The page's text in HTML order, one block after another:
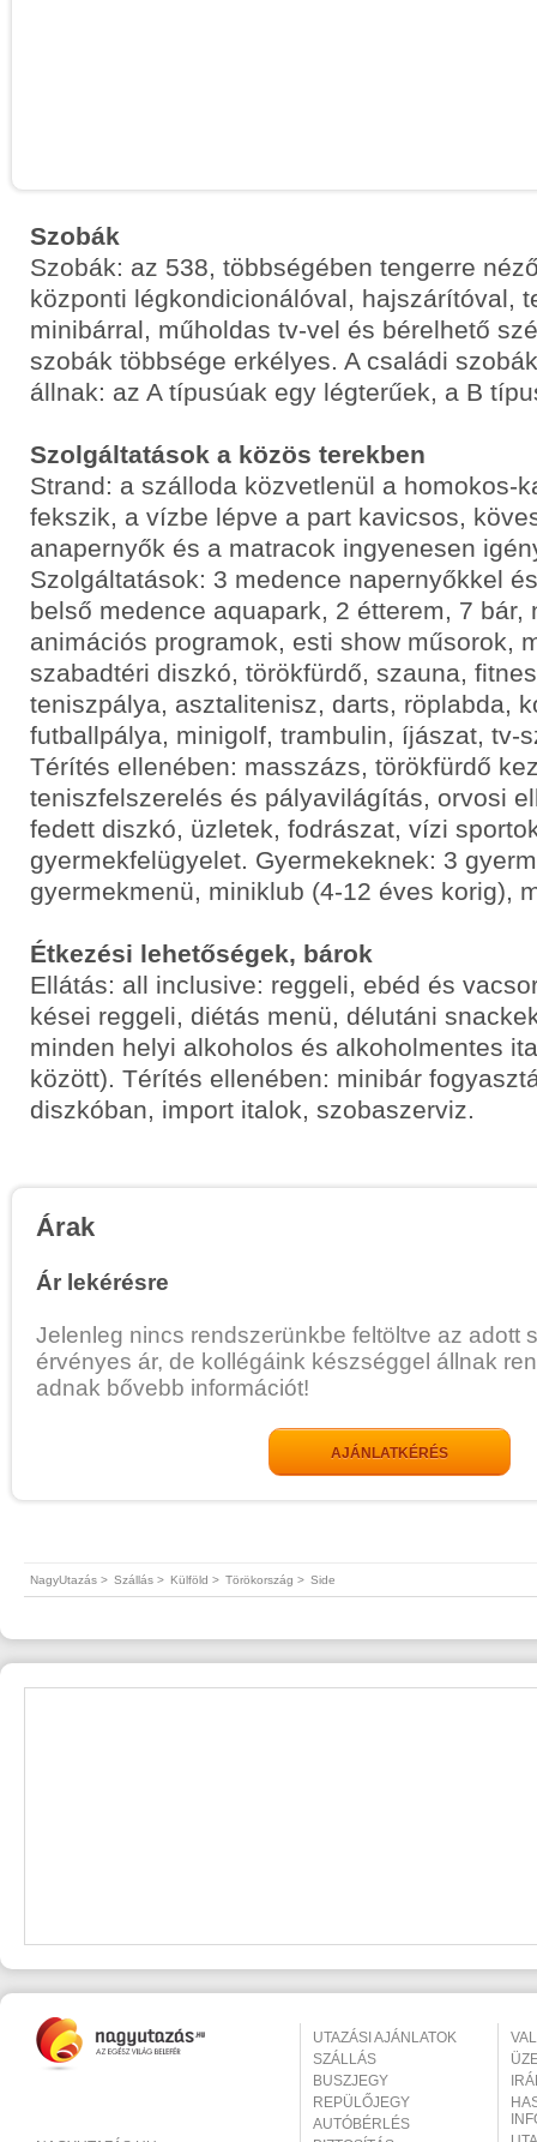
Szobák
Szobák: az 538, többségében tengerre
központi légkondicionálóval, hajszárítóval,
minibárral, műholdas tv-vel és bérelhető
szobák többsége erkélyes. A családi
állnak: az A típusúak egy légterűek, a B
Szolgáltatások a közös terekben
Strand: a szálloda közvetlenül a homokos-
fekszik, a vízbe lépve a part kavicsos,
anapernyők és a matracok ingyenesen
Szolgáltatások: 3 medence napernyőkkel
belső medence aquapark, 2 étterem, 7 bár,
animációs programok, esti show műsorok,
szabadtéri diszkó, törökfürdő, szauna,
teniszpálya, asztalitenisz, darts, röplabda,
futballpálya, minigolf, trambulin, íjászat, tv-
Térítés ellenében: masszázs, törökfürdő
teniszfelszerelés és pályavilágítás, orvosi
fedett diszkó, üzletek, fodrászat, vízi
gyermekfelügyelet. Gyermekeknek: 3
gyermekmenü, miniklub (4-12 éves korig),
Étkezési lehetőségek, bárok
Ellátás: all inclusive: reggeli, ebéd és
kései reggeli, diétás menü, délutáni
minden helyi alkoholos és alkoholmentes
között). Térítés ellenében: minibár
diszkóban, import italok, szobaszerviz.
Árak
Ár lekérésre
Jelenleg nincs rendszerünkbe feltöltve az adott
érvényes ár, de kollégáink készséggel állnak
adnak bővebb információt!
AJÁNLATKÉRÉS
NagyUtazás > Szállás > Külföld > Törökország > Side
UTAZÁSI AJÁNLATOK
SZÁLLÁS
BUSZJEGY
REPÜLŐJEGY
AUTÓBÉRLÉS